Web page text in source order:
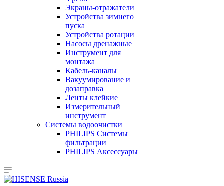
Экраны-отражатели
Устройства зимнего
пуска
Устройства ротации
Насосы дренажные
Инструмент для
монтажа
Кабель-каналы
Вакуумирование и
дозаправка
Ленты клейкие
Измерительный
инструмент
Системы водоочистки
PHILIPS Системы
фильтрации
PHILIPS Аксессуары